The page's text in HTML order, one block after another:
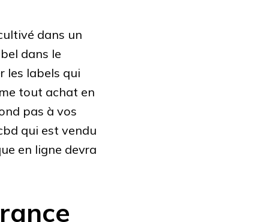
dans un
dans le
les labels qui
tout achat en
pas à vos
qui est vendu
en ligne devra